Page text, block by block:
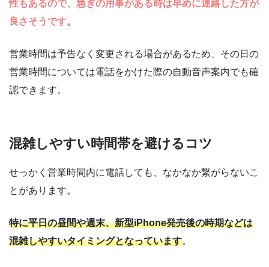
性もあるので、急ぎの用事がある時は早めに連絡した方が
良さそうです。
営業時間は予告なく変更される場合があるため、その日の
営業時間については電話をかけた際の自動音声案内でも確
認できます。
混雑しやすい時間帯を避けるコツ
せっかく営業時間内に電話しても、なかなか繋がらないこ
とがあります。
特に平日の昼間や週末、新型iPhone発売後の時期などは
混雑しやすいタイミングとなっています。